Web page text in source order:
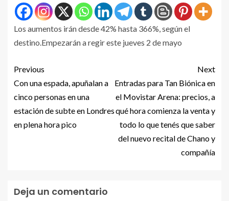
Los aumentos irán desde 42% hasta 366%, según el
destino.Empezarán a regir este jueves 2 de mayo
Previous
Con una espada, apuñalan a
cinco personas en una
estación de subte en Londres
en plena hora pico
Next
Entradas para Tan Biónica en
el Movistar Arena: precios, a
qué hora comienza la venta y
todo lo que tenés que saber
del nuevo recital de Chano y
compañía
Deja un comentario